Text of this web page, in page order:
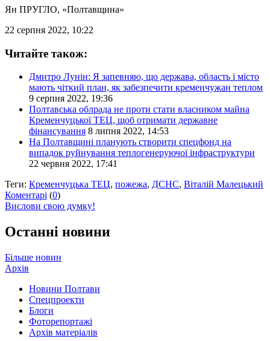
Ян ПРУГЛО, «Полтавщина»
22 серпня 2022, 10:22
Читайте також:
Дмитро Лунін: Я запевняю, що держава, область і місто
мають чіткий план, як забезпечити кременчужан теплом
9 серпня 2022, 19:36
Полтавська облрада не проти стати власником майна
Кременчуцької ТЕЦ, щоб отримати державне
фінансування 8 липня 2022, 14:53
На Полтавщині планують створити спецфонд на
випадок руйнування теплогенеруючої інфраструктури
22 червня 2022, 17:41
Теги: Кременчуцька ТЕЦ, пожежа, ДСНС, Віталій Малецький
Коментарі (0)
Вислови свою думку!
Останні новини
Більше новин
Архів
Новини Полтави
Спецпроекти
Блоги
Фоторепортажі
Архів матеріалів